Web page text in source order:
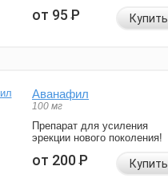
от 95Р Купить
Аванафил
100 мг
Препарат для усиления
эрекции нового поколения!
от 200Р Купить